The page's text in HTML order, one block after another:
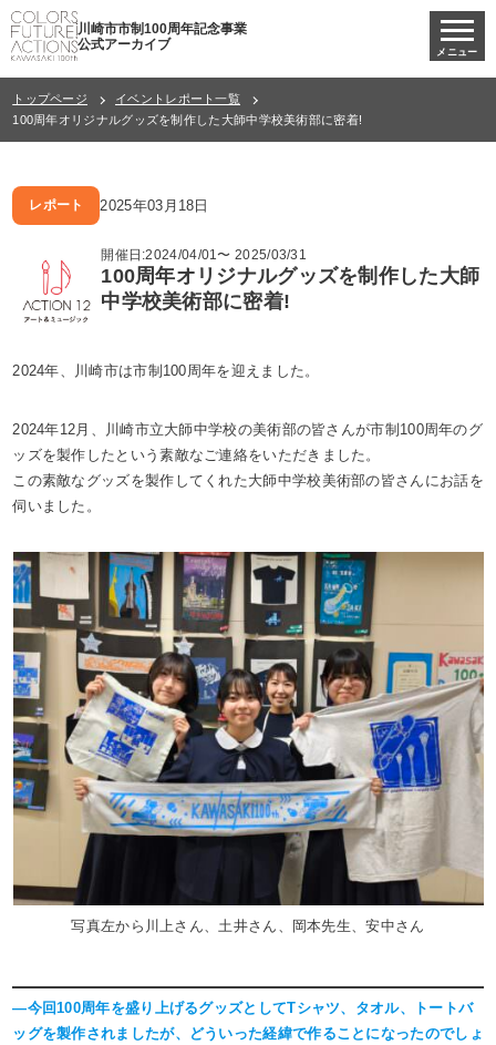
川崎市市制100周年記念事業
公式アーカイブ
メニュー
トップページ
イベントレポート一覧
100周年オリジナルグッズを制作した大師中学校美術部に密着!
レポート 2025年03月18日
開催日:2024/04/01〜 2025/03/31
100周年オリジナルグッズを制作した大師
中学校美術部に密着!
2024年、川崎市は市制100周年を迎えました。
2024年12月、川崎市立大師中学校の美術部の皆さんが市制100周年のグ
ッズを製作したという素敵なご連絡をいただきました。
この素敵なグッズを製作してくれた大師中学校美術部の皆さんにお話を
伺いました。
写真左から川上さん、土井さん、岡本先生、安中さん
―今回100周年を盛り上げるグッズとしてTシャツ、タオル、トートバ
ッグを製作されましたが、どういった経緯で作ることになったのでしょ